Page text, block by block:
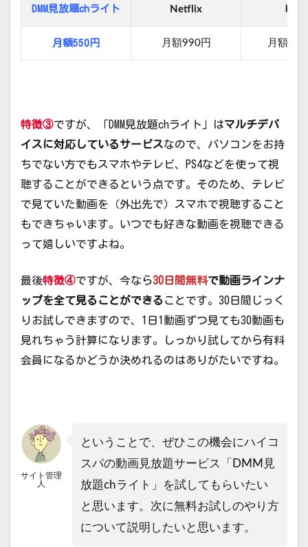
DMM見放題chライト Netflix Hulu
月額550円 月額990円 月額
特徴③ですが、「DMM見放題chライト」はマルチデバ
イスに対応しているサービスなので、パソコンをお持
ちでない方でもスマホやテレビ、PS4などを使って視
聴することができるという点です。そのため、テレビ
で見ていた動画を（外出先で）スマホで視聴すること
もできちゃいます。いつでも好きな動画を視聴できる
って嬉しいですよね。
最後特徴④ですが、今なら30日間無料で動画ラインナ
ップを全て見ることができる ことです。30日間じっく
りお試しできますので、1日1動画ずつ見ても30動画も
見れちゃう計算になります。しっかり試してから有料
会員になるかどうか決めれるのはありがたいですね。
サイト管理
人
ということで、ぜひこの機会にハイコ
スパの動画見放題サービス「DMM見
放題chライト」を試してもらいたい
と思います。次に無料お試しのやり方
について説明したいと思います。